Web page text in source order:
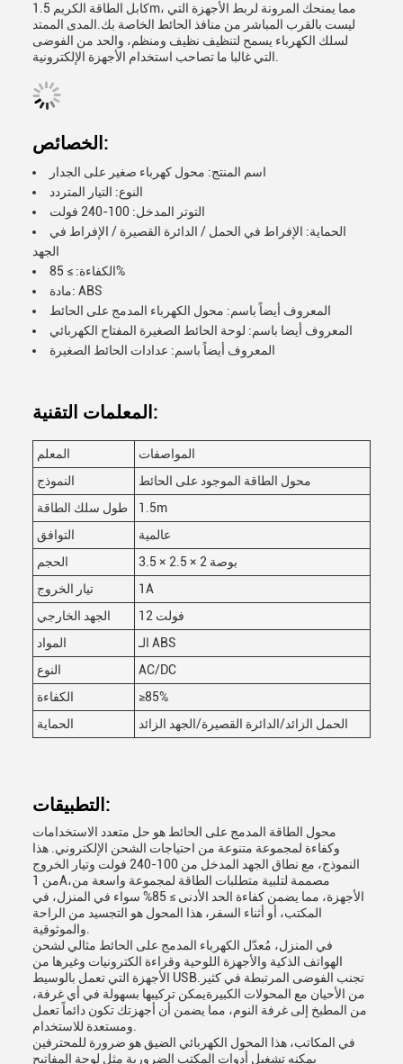
كابل الطاقة الكريم 1.5m، مما يمنحك المرونة لربط الأجهزة التي
ليست بالقرب المباشر من منافذ الحائط الخاصة بك.المدى الممتد
لسلك الكهرباء يسمح لتنظيف نظيف ومنظم، والحد من الفوضى
الخصائص:
اسم المنتج: محول كهرباء صغير على الجدار
النوع: التيار المتردد
التوتر المدخل: 100-240 فولت
الحماية: الإفراط في الحمل / الدائرة القصيرة / الإفراط في
الجهد
الكفاءة: ≥ 85%
مادة: ABS
المعروف أيضاً باسم: محول الكهرباء المدمج على الحائط
المعروف أيضا باسم: لوحة الحائط الصغيرة المفتاح الكهربائي
المعروف أيضاً باسم: عدادات الحائط الصغيرة
المعلمات التقنية:
المعلم
المواصفات
النموذج
محول الطاقة الموجود على الحائط
طول سلك الطاقة
1.5m
التوافق
عالمية
الحجم
3.5 × 2.5 × 2 بوصة
تيار الخروج
1A
الجهد الخارجي
12 فولت
المواد
الـ ABS
النوع
AC/DC
الكفاءة
≥85%
الحماية
الحمل الزائد/الدائرة القصيرة/الجهد الزائد
التطبيقات:
محول الطاقة المدمج على الحائط هو حل متعدد الاستخدامات
وكفاءة لمجموعة متنوعة من احتياجات الشحن الإلكتروني. هذا
النموذج، مع نطاق الجهد المدخل من 100-240 فولت وتيار الخروج
من 1A،مصممة لتلبية متطلبات الطاقة لمجموعة واسعة من
الأجهزة، مما يضمن كفاءة الحد الأدنى ≥ 85% سواء في المنزل، في
المكتب، أو أثناء السفر، هذا المحول هو التجسيد من الراحة
في المنزل، مُعدّل الكهرباء المدمج على الحائط مثالي لشحن
الهواتف الذكية والأجهزة اللوحية وقراءة الكترونيات وغيرها من
الأجهزة التي تعمل بالوسيط USB.تجنب الفوضى المرتبطة في كثير
من الأحيان مع المحولات الكبيرةيمكن تركيبها بسهولة في أي غرفة،
من المطبخ إلى غرفة النوم، مما يضمن أن أجهزتك تكون دائماً تعمل
في المكاتب، هذا المحول الكهربائي الضيق هو ضرورة للمحترفين
يمكنه تشغيل أدوات المكتب الضرورية مثل لوحة المفاتيح